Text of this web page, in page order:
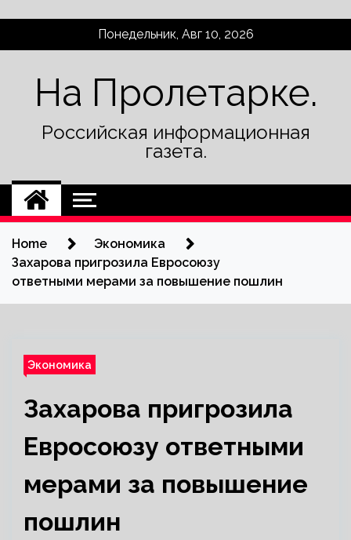
Понедельник, Авг 10, 2026
На Пролетарке.
Российская информационная
газета.
Home
Экономика
Захарова пригрозила Евросоюзу
ответными мерами за повышение пошлин
Экономика
Захарова пригрозила
Евросоюзу ответными
мерами за повышение
пошлин